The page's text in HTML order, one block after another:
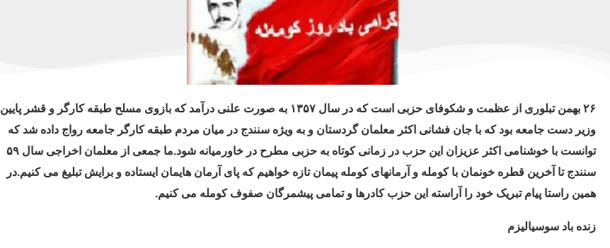
۲۶ بهمن تبلوری از عظمت و شکوفای حزبی است که در سال ۱۳۵۷ به صورت علنی درآمد که بازوی مسلح طبقه کارگر و قشر پایین
وزیر دست جامعه بود که با جان فشانی اکثر معلمان گردستان و به ویژه سنندج در میان مردم طبقه کارگر جامعه رواج داده شد که
توانست با خوشنامی اکثر عزیزان این حزب در زمانی کوتاه به حزبی مطرح در خاورمیانه شود.ما جمعی از معلمان اخراجی سال ۵۹
سنندج تا آخرین قطره خونمان با کومله و آرمانهای کومله پیمان تازه خواهیم که پای آرمان هایمان ایستاده و برایش تبلیغ می کنیم.در
همین راستا پیام تبریک خود را آراسته این حزب کادرها و تمامی پیشمرگان صفوف کومله می کنیم.
زنده باد سوسیالیزم